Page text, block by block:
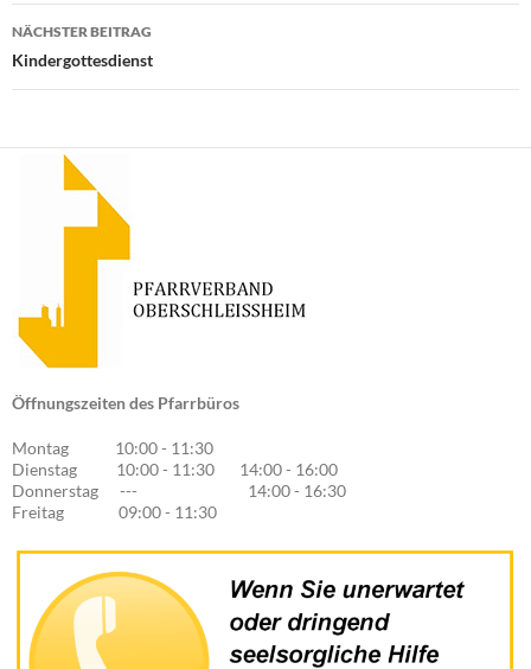
NÄCHSTER BEITRAG
Kindergottesdienst
Öffnungszeiten des Pfarrbüros
Montag 10:00 - 11:30
Dienstag 10:00 - 11:30 14:00 - 16:00
Donnerstag --- 14:00 - 16:30
Freitag 09:00 - 11:30